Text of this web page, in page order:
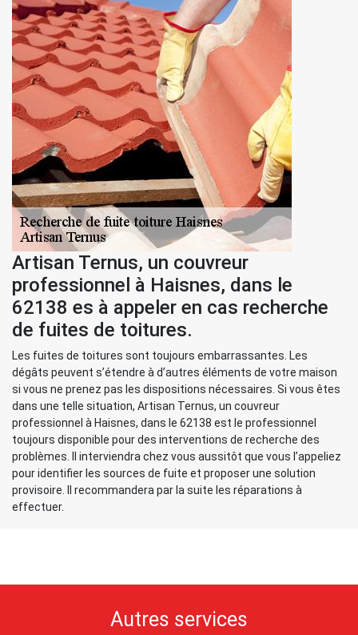
Artisan Ternus, un couvreur
professionnel à Haisnes, dans le
62138 es à appeler en cas recherche
de fuites de toitures.
Les fuites de toitures sont toujours embarrassantes. Les
dégâts peuvent s’étendre à d’autres éléments de votre maison
si vous ne prenez pas les dispositions nécessaires. Si vous êtes
dans une telle situation, Artisan Ternus, un couvreur
professionnel à Haisnes, dans le 62138 est le professionnel
toujours disponible pour des interventions de recherche des
problèmes. Il interviendra chez vous aussitôt que vous l’appeliez
pour identifier les sources de fuite et proposer une solution
provisoire. Il recommandera par la suite les réparations à
effectuer.
Autres services